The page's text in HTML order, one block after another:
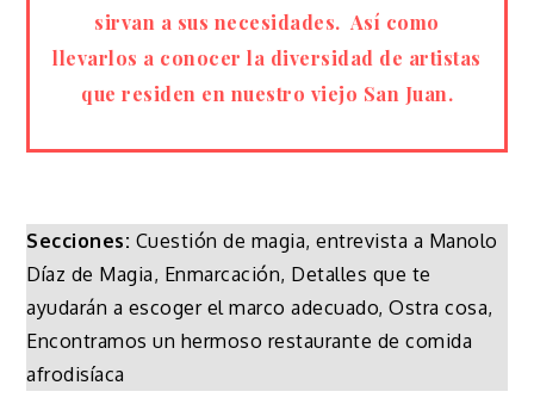
sirvan a sus necesidades. Así como
llevarlos a conocer la diversidad de artistas
que residen en nuestro viejo San Juan.
Secciones: Cuestión de magia, entrevista a Manolo
Díaz de Magia, Enmarcación, Detalles que te
ayudarán a escoger el marco adecuado, Ostra cosa,
Encontramos un hermoso restaurante de comida
afrodisíaca